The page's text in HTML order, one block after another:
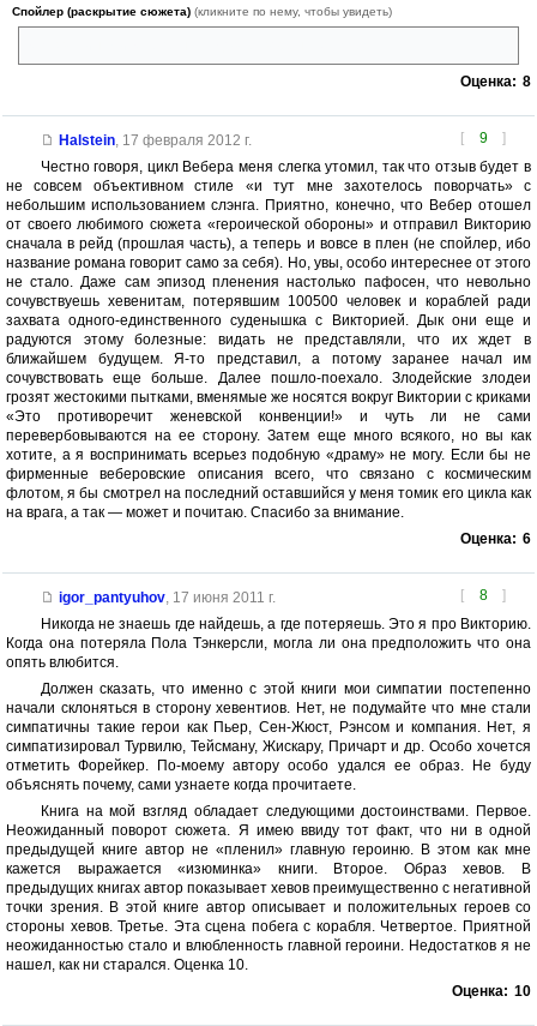
Спойлер (раскрытие сюжета) (кликните по нему, чтобы увидеть)
Оценка: 8
[ 9 ]
Halstein, 17 февраля 2012 г.
Честно говоря, цикл Вебера меня слегка утомил, так что отзыв будет в
не совсем объективном стиле «и тут мне захотелось поворчать» с
небольшим использованием слэнга. Приятно, конечно, что Вебер отошел
от своего любимого сюжета «героической обороны» и отправил Викторию
сначала в рейд (прошлая часть), а теперь и вовсе в плен (не спойлер, ибо
название романа говорит само за себя). Но, увы, особо интереснее от этого
не стало. Даже сам эпизод пленения настолько пафосен, что невольно
сочувствуешь хевенитам, потерявшим 100500 человек и кораблей ради
захвата одного-единственного суденышка с Викторией. Дык они еще и
радуются этому болезные: видать не представляли, что их ждет в
ближайшем будущем. Я-то представил, а потому заранее начал им
сочувствовать еще больше. Далее пошло-поехало. Злодейские злодеи
грозят жестокими пытками, вменямые же носятся вокруг Виктории с криками
«Это противоречит женевской конвенции!» и чуть ли не сами
перевербовываются на ее сторону. Затем еще много всякого, но вы как
хотите, а я воспринимать всерьез подобную «драму» не могу. Если бы не
фирменные веберовские описания всего, что связано с космическим
флотом, я бы смотрел на последний оставшийся у меня томик его цикла как
на врага, а так — может и почитаю. Спасибо за внимание.
Оценка: 6
[ 8 ]
igor_pantyuhov, 17 июня 2011 г.
Никогда не знаешь где найдешь, а где потеряешь. Это я про Викторию.
Когда она потеряла Пола Тэнкерсли, могла ли она предположить что она
опять влюбится.
Должен сказать, что именно с этой книги мои симпатии постепенно
начали склоняться в сторону хевентиов. Нет, не подумайте что мне стали
симпатичны такие герои как Пьер, Сен-Жюст, Рэнсом и компания. Нет, я
симпатизировал Турвилю, Тейсману, Жискару, Причарт и др. Особо хочется
отметить Форейкер. По-моему автору особо удался ее образ. Не буду
объяснять почему, сами узнаете когда прочитаете.
Книга на мой взгляд обладает следующими достоинствами. Первое.
Неожиданный поворот сюжета. Я имею ввиду тот факт, что ни в одной
предыдущей книге автор не «пленил» главную героиню. В этом как мне
кажется выражается «изюминка» книги. Второе. Образ хевов. В
предыдущих книгах автор показывает хевов преимущественно с негативной
точки зрения. В этой книге автор описывает и положительных героев со
стороны хевов. Третье. Эта сцена побега с корабля. Четвертое. Приятной
неожиданностью стало и влюбленность главной героини. Недостатков я не
нашел, как ни старался. Оценка 10.
Оценка: 10